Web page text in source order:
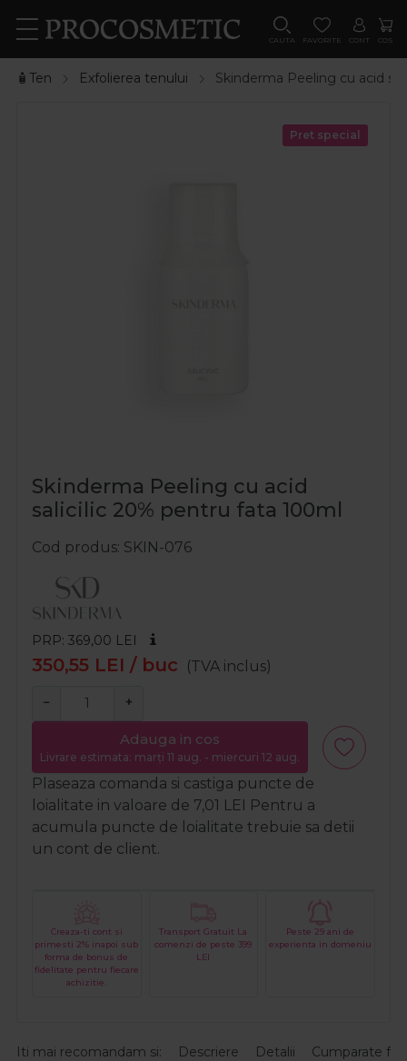
CAUTA FAVORITE CONT COS
🧴Ten Exfolierea tenului Skinderma Peeling cu acid
Pret special
Skinderma Peeling cu acid
salicilic 20% pentru fata 100ml
Cod produs SKIN-076
PRP: 369,00 LEI
350,55 LEI / buc (TVA inclus)
− +
Adauga in cos
Livrare estimata: marți 11 aug. - miercuri 12 aug.
Plaseaza comanda si castiga puncte de
loialitate in valoare de 7,01 LEI Pentru a
acumula puncte de loialitate trebuie sa detii
un cont de client.
Creaza-ti cont si
primesti 2% inapoi sub
forma de bonus de
fidelitate pentru fiecare
achizitie.
Transport Gratuit La
comenzi de peste 399
LEI
Peste 29 ani de
experienta in domeniu
Iti mai recomandam si: Descriere Detalii Cumparate